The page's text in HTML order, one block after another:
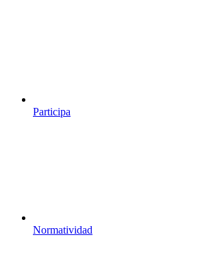
Participa
Normatividad